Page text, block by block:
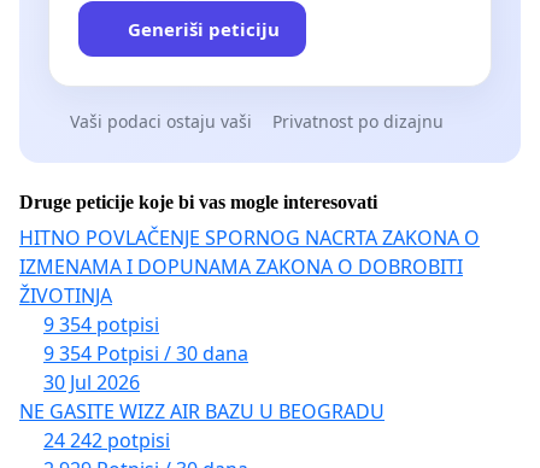
Generiši peticiju
Vaši podaci ostaju vaši Privatnost po dizajnu
Druge peticije koje bi vas mogle interesovati
HITNO POVLAČENJE SPORNOG NACRTA ZAKONA O
IZMENAMA I DOPUNAMA ZAKONA O DOBROBITI
ŽIVOTINJA
9 354 potpisi
9 354 Potpisi / 30 dana
30 Jul 2026
NE GASITE WIZZ AIR BAZU U BEOGRADU
24 242 potpisi